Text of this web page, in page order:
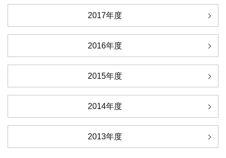
2017年度
2016年度
2015年度
2014年度
2013年度